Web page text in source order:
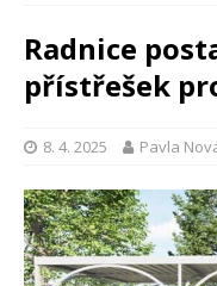
Radnice
přístřešek
8. 4. 2025 Pavla